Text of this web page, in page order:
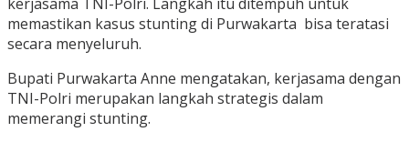
memastikan kasus stunting di Purwakarta bisa teratasi
secara menyeluruh.
Bupati Purwakarta Anne mengatakan, kerjasama dengan
TNI-Polri merupakan langkah strategis dalam
memerangi stunting.